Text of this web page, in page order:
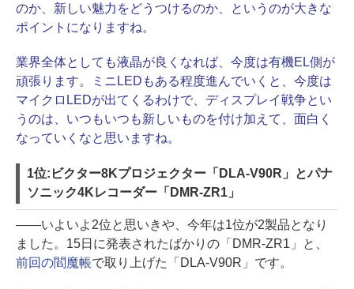
のか、新しい魅力をどうつけるのか、というのが大きな
ポイントになりますね。
業界全体としても液晶が良くなれば、今度は有機EL側が
頑張ります。ミニLEDもある程度進んでいくと、今度は
マイクロLEDが出てくるわけで、ディスプレイ戦争とい
うのは、いつもいつも新しいものを付け加えて、面白く
なっていくなと思いますね。
1位:ビクター8Kプロジェクター「DLA-V90R」とパナ
ソニック4Kレコーダー「DMR-ZR1」
――いよいよ2位と思いきや、今年は1位が2製品となり
ました。15日に発表されたばかりの「DMR-ZR1」と、
前回の閻魔帳で取り上げた「DLA-V90R」です。